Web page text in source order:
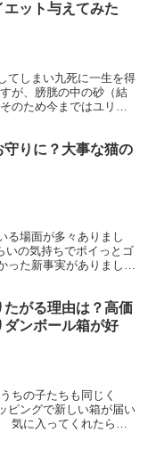
エット与えてみた
てしまい九死に一生を得
が、膀胱の中の砂（結
のため今まではユリナ
守りに？大事な猫の
る場面が多々ありまし
いの気持ちでポイっとゴ
った新事実がありまし
たがる理由は？高価
ダンボール箱が好
ちの子たちも同じく
ピングで新しい箱が届い
気に入ってくれたら昔